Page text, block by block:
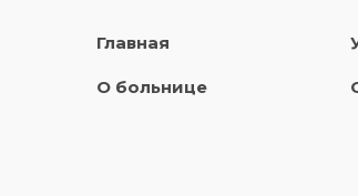
Главная
О больнице